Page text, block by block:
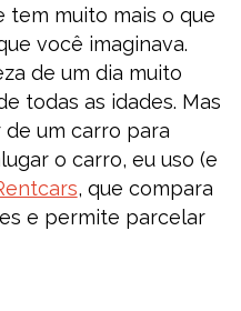
tem muito mais o que
você imaginava.
de um dia muito
todas as idades. Mas
um carro para
o carro, eu uso (e
, que compara
e permite parcelar